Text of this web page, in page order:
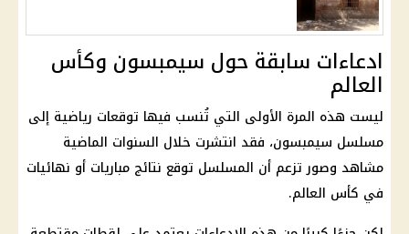
ادعاءات سابقة حول سيمبسون وكأس
العالم
ليست هذه المرة الأولى التي تُنسب فيها توقعات رياضية إلى
مسلسل سيمبسون، فقد انتشرت خلال السنوات الماضية
مشاهد وصور تزعم أن المسلسل توقع نتائج مباريات أو نهائيات
في كأس العالم.